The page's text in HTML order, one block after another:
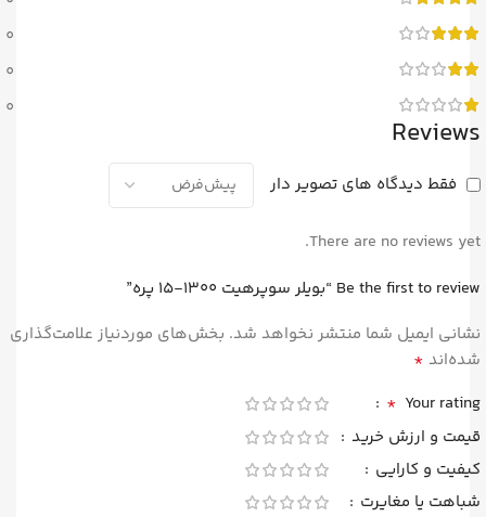
0
0
0
Reviews
فقط دیدگاه های تصویر دار
There are no reviews yet.
Be the first to review “بویلر سوپرهیت 1300-15 پره”
نشانی ایمیل شما منتشر نخواهد شد. بخش‌های موردنیاز علامت‌گذاری
شده‌اند *
Your rating
*
قیمت و ارزش خرید
کیفیت و کارایی
شباهت یا مغایرت